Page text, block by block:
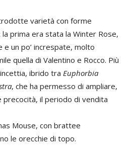
varietà con forme
prima era stata la Winter Rose,
un po’ increspate, molto
quella di Valentino e Rocco. Più
ibrido tra Euphorbia
, che ha permesso di ampliare,
precocità, il periodo di vendita
Mouse, con brattee
le orecchie di topo.